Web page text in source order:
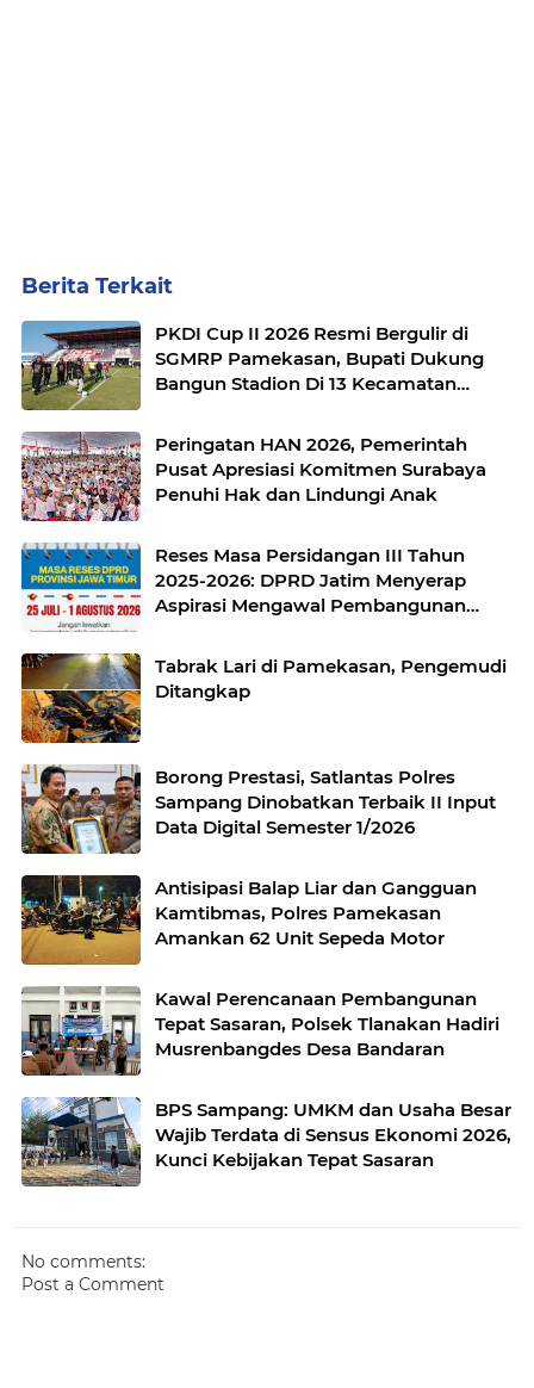
Berita Terkait
PKDI Cup II 2026 Resmi Bergulir di
SGMRP Pamekasan, Bupati Dukung
Bangun Stadion Di 13 Kecamatan
Peringatan HAN 2026, Pemerintah
Pusat Apresiasi Komitmen Surabaya
Penuhi Hak dan Lindungi Anak
Reses Masa Persidangan III Tahun
2025-2026: DPRD Jatim Menyerap
Aspirasi Mengawal Pembangunan
Tabrak Lari di Pamekasan, Pengemudi
Ditangkap
Borong Prestasi, Satlantas Polres
Sampang Dinobatkan Terbaik II Input
Data Digital Semester 1/2026
Antisipasi Balap Liar dan Gangguan
Kamtibmas, Polres Pamekasan
Amankan 62 Unit Sepeda Motor
Kawal Perencanaan Pembangunan
Tepat Sasaran, Polsek Tlanakan Hadiri
Musrenbangdes Desa Bandaran
BPS Sampang: UMKM dan Usaha Besar
Wajib Terdata di Sensus Ekonomi 2026,
Kunci Kebijakan Tepat Sasaran
No comments:
Post a Comment